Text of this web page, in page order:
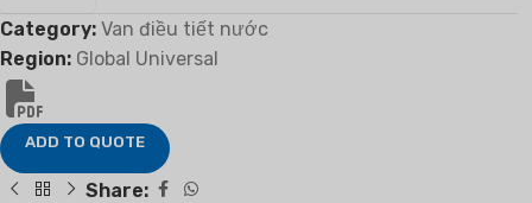
Category: Van điều tiết nước
Region: Global Universal
ADD TO QUOTE
Share: